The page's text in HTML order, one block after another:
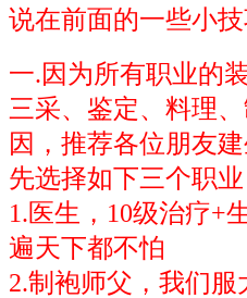
说在前面的一些小
一.因为所有职业的
三采、鉴定、料理
因，推荐各位朋友
先选择如下三个职业
1.医生，10级治疗+
遍天下都不怕
2.制袍师父，我们